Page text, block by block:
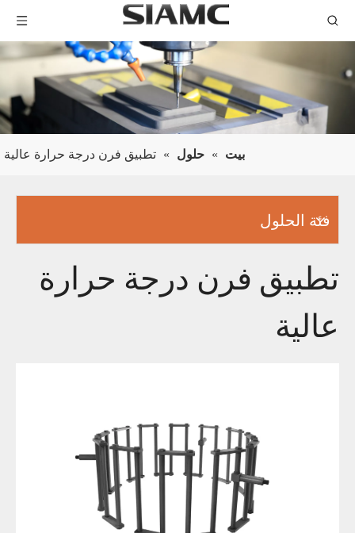
بيت » حلول » تطبيق فرن درجة حرارة عالية
فئة الحلول
تطبيق فرن درجة حرارة
عالية